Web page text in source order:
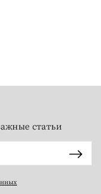
статьи